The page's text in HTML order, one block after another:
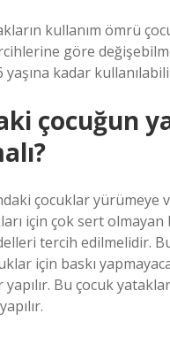
kullanım ömrü
göre
kadar
çocuğun
çocuklar yürümeye
için çok sert olmayan
tercih edilmelidir.
için baskı
Bu çocuk